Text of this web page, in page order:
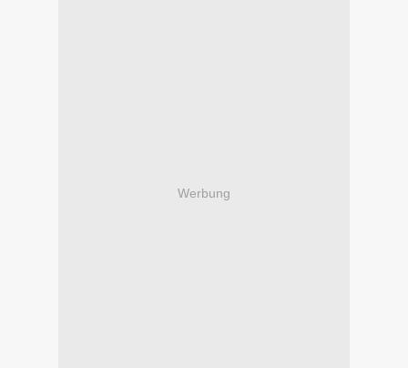
Werbung